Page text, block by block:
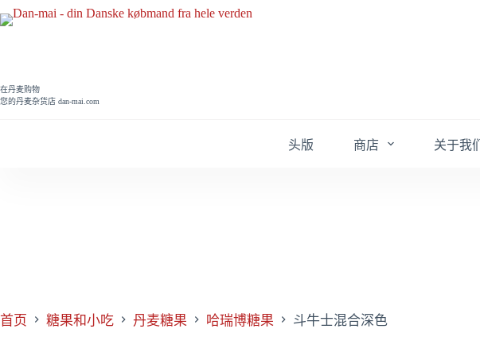
过
在丹麦购物
您的丹麦杂货店 dan-mai.com
头版 商店 关于我们
首页 糖果和小吃 丹麦糖果 哈瑞博糖果 斗牛士混合深色